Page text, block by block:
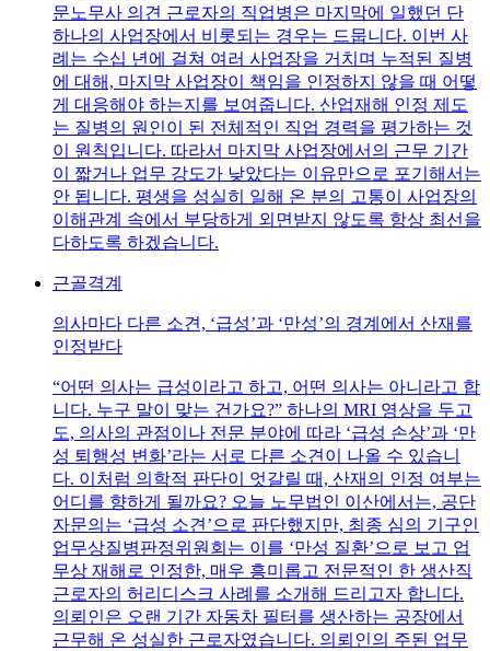
문노무사 의견 근로자의 직업병은 마지막에 일했던 단
하나의 사업장에서 비롯되는 경우는 드뭅니다. 이번 사
례는 수십 년에 걸쳐 여러 사업장을 거치며 누적된 질병
에 대해, 마지막 사업장이 책임을 인정하지 않을 때 어떻
게 대응해야 하는지를 보여줍니다. 산업재해 인정 제도
는 질병의 원인이 된 전체적인 직업 경력을 평가하는 것
이 원칙입니다. 따라서 마지막 사업장에서의 근무 기간
이 짧거나 업무 강도가 낮았다는 이유만으로 포기해서는
안 됩니다. 평생을 성실히 일해 온 분의 고통이 사업장의
이해관계 속에서 부당하게 외면받지 않도록 항상 최선을
다하도록 하겠습니다.
근골격계
의사마다 다른 소견, ‘급성’과 ‘만성’의 경계에서 산재를
인정받다
“어떤 의사는 급성이라고 하고, 어떤 의사는 아니라고 합
니다. 누구 말이 맞는 건가요?” 하나의 MRI 영상을 두고
도, 의사의 관점이나 전문 분야에 따라 ‘급성 손상’과 ‘만
성 퇴행성 변화’라는 서로 다른 소견이 나올 수 있습니
다. 이처럼 의학적 판단이 엇갈릴 때, 산재의 인정 여부는
어디를 향하게 될까요? 오늘 노무법인 이산에서는, 공단
자문의는 ‘급성 소견’으로 판단했지만, 최종 심의 기구인
업무상질병판정위원회는 이를 ‘만성 질환’으로 보고 업
무상 재해로 인정한, 매우 흥미롭고 전문적인 한 생산직
근로자의 허리디스크 사례를 소개해 드리고자 합니다.
의뢰인은 오랜 기간 자동차 필터를 생산하는 공장에서
근무해 온 성실한 근로자였습니다. 의뢰인의 주된 업무